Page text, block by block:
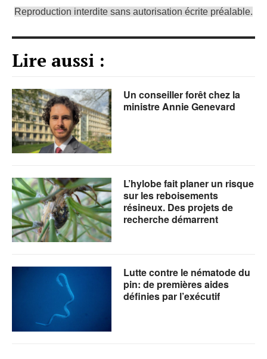
Reproduction interdite sans autorisation écrite préalable.
Lire aussi :
Un conseiller forêt chez la
ministre Annie Genevard
L’hylobe fait planer un risque
sur les reboisements
résineux. Des projets de
recherche démarrent
Lutte contre le nématode du
pin: de premières aides
définies par l’exécutif